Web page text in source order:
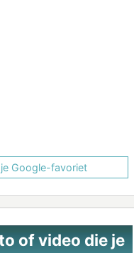
Google-favoriet
of video die je